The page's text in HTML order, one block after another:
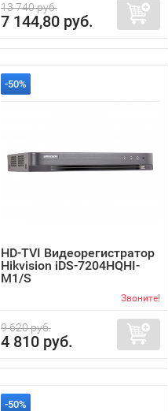
13 740 руб.
7 144,80 руб.
-50%
HD-TVI Видеорегистратор
Hikvision iDS-7204HQHI-
M1/S
Звоните!
9 620 руб.
4 810 руб.
-50%